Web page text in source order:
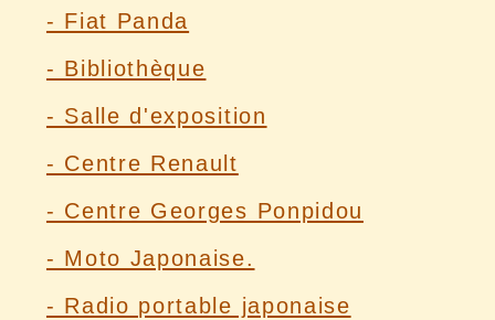
- Fiat Panda
- Bibliothèque
- Salle d'exposition
- Centre Renault
- Centre Georges Ponpidou
- Moto Japonaise.
- Radio portable japonaise